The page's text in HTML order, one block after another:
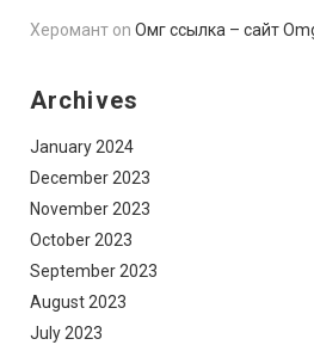
Херомант on Омг ссылка – сайт
Archives
January 2024
December 2023
November 2023
October 2023
September 2023
August 2023
July 2023